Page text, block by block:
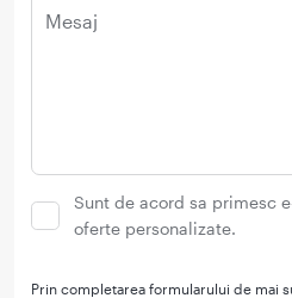
Mesaj
Sunt de acord sa primesc
oferte personalizate.
Prin completarea formularului de mai